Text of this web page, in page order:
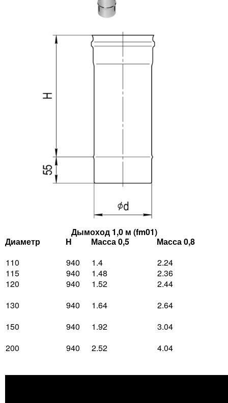
Дымоход 1,0 м (fm01)
Диаметр
H Масса 0,5
Масса 0,8
110
940 1.4
2.24
115
940 1.48
2.36
120
940 1.52
2.44
130
940 1.64
2.64
150
940 1.92
3.04
200
940 2.52 4.04